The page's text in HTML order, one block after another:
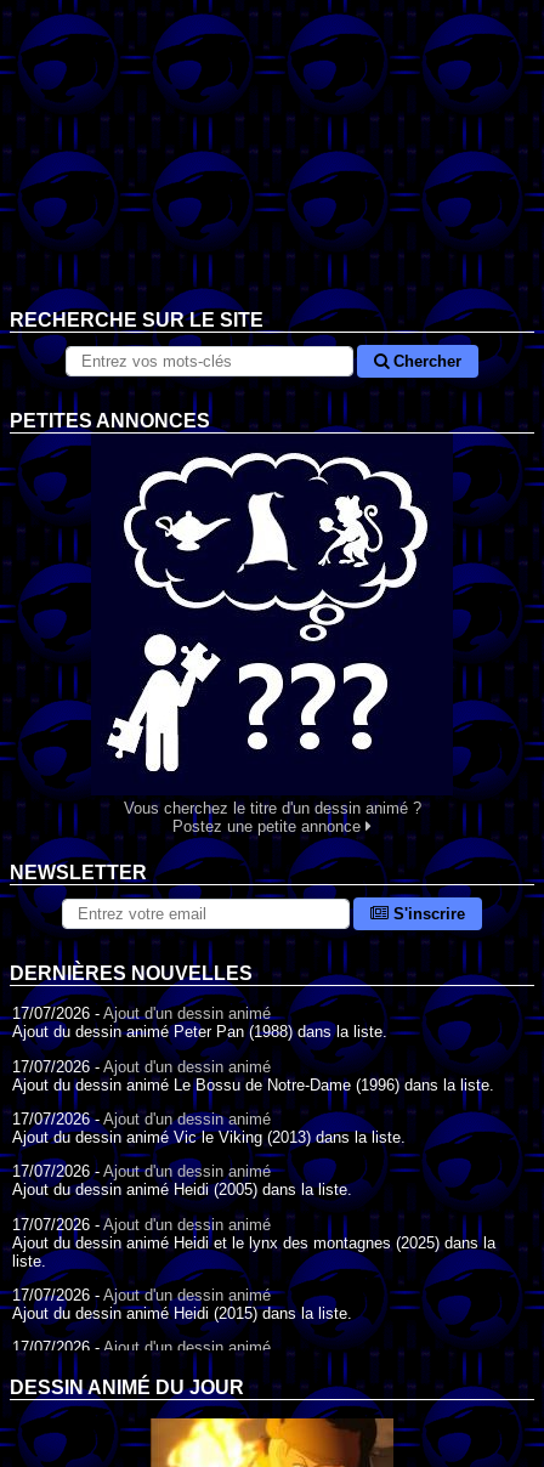
RECHERCHE SUR LE SITE
Chercher
PETITES ANNONCES
Vous cherchez le titre d'un dessin animé ?
Postez une petite annonce
NEWSLETTER
S'inscrire
DERNIÈRES NOUVELLES
17/07/2026 - Ajout d'un dessin animé
Ajout du dessin animé Peter Pan (1988) dans la liste.
17/07/2026 -Ajout d'un dessin animé
Ajout du dessin animé Le Bossu de Notre-Dame (1996) dans la liste.
17/07/2026 -Ajout d'un dessin animé
Ajout du dessin animé Vic le Viking (2013) dans la liste.
17/07/2026 - Ajout d'un dessin animé
Ajout du dessin animé Heidi (2005) dans la liste.
17/07/2026 - Ajout d'un dessin animé
Ajout du dessin animé Heidi et le lynx des montagnes (2025) dans la
liste.
17/07/2026 - Ajout d'un dessin animé
Ajout du dessin animé Heidi (2015) dans la liste.
17/07/2026 -Ajout d'un dessin animé
Ajout du dessin animé Heidi (1995) dans la liste.
09/07/2026 -Ajout d'un dessin animé
Ajout du dessin animé Genki l'Aventurier de la Chance (2006) dans la
liste.
DESSIN ANIMÉ DU JOUR